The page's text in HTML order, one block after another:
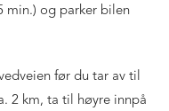
min.) og parker bilen
før du tar av til
2 km, ta til høyre innpå